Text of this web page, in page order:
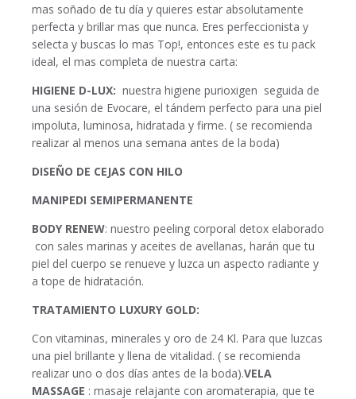
mas soñado de tu día y quieres estar absolutamente
perfecta y brillar mas que nunca. Eres perfeccionista y
selecta y buscas lo mas Top!, entonces este es tu pack
ideal, el mas completa de nuestra carta:
HIGIENE D-LUX: nuestra higiene purioxigen seguida de
una sesión de Evocare, el tándem perfecto para una piel
impoluta, luminosa, hidratada y firme. ( se recomienda
realizar al menos una semana antes de la boda)
DISEÑO DE CEJAS CON HILO
MANIPEDI SEMIPERMANENTE
BODY RENEW: nuestro peeling corporal detox elaborado
con sales marinas y aceites de avellanas, harán que tu
piel del cuerpo se renueve y luzca un aspecto radiante y
a tope de hidratación.
TRATAMIENTO LUXURY GOLD:
Con vitaminas, minerales y oro de 24 Kl. Para que luzcas
una piel brillante y llena de vitalidad. ( se recomienda
realizar uno o dos días antes de la boda).VELA
MASSAGE : masaje relajante con aromaterapia, que te